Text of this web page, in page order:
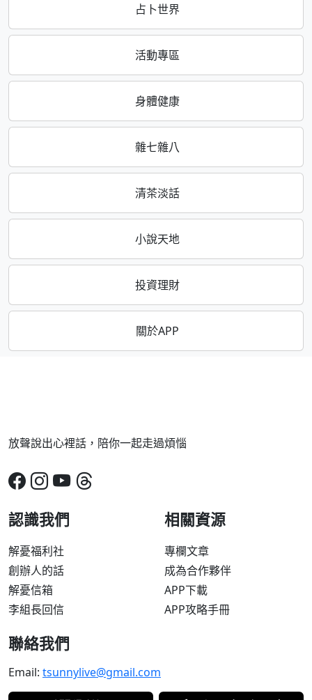
占卜世界
活動專區
身體健康
雜七雜八
清茶淡話
小說天地
投資理財
關於APP
放聲說出心裡話，陪你一起走過煩惱
認識我們
解憂福利社
創辦人的話
解憂信箱
李組長回信
相關資源
專欄文章
成為合作夥伴
APP下載
APP攻略手冊
聯絡我們
Email: tsunnylive@gmail.com